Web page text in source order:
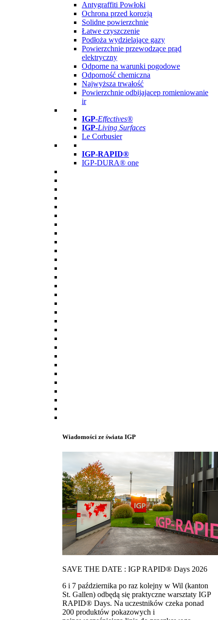
Antygraffiti Powłoki
Ochrona przed korozją
Solidne powierzchnie
Łatwe czyszczenie
Podłoża wydzielające gazy
Powierzchnie przewodzące prąd
elektryczny
Odporne na warunki pogodowe
Odporność chemiczna
Najwyższa trwałość
Powierzchnie odbijajacep romieniowanie
ir
IGP-Effectives®
IGP-Living Surfaces
Le Corbusier
IGP-RAPID®
IGP-DURA® one
Wiadomości ze świata IGP
SAVE THE DATE : IGP RAPID® Days 2026
6 i 7 października po raz kolejny w Wil (kanton
St. Gallen) odbędą się praktyczne warsztaty IGP
RAPID® Days. Na uczestników czeka ponad
200 produktów pokazowych i